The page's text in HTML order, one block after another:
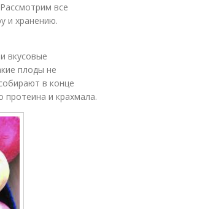
все
и хранению.
вкусовые
плоды не
в конце
протеина и крахмала.